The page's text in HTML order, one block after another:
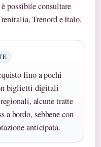
possibile consultare
Trenord e Italo.
fino a pochi
biglietti digitali
alcune tratte
a bordo, sebbene con
anticipata.